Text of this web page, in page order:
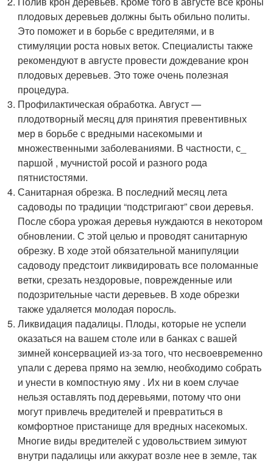
плодовых деревьев должны быть обильно политы.
Это поможет и в борьбе с вредителями, и в
стимуляции роста новых веток. Специалисты также
рекомендуют в августе провести дождевание крон
плодовых деревьев. Это тоже очень полезная
процедура.
Профилактическая обработка. Август —
плодотворный месяц для принятия превентивных
мер в борьбе с вредными насекомыми и
множественными заболеваниями. В частности, с_
паршой , мучнистой росой и разного рода
пятнистостями.
Санитарная обрезка. В последний месяц лета
садоводы по традиции “подстригают” свои деревья.
После сбора урожая деревья нуждаются в некотором
обновлении. С этой целью и проводят санитарную
обрезку. В ходе этой обязательной манипуляции
садоводу предстоит ликвидировать все поломанные
ветки, срезать нездоровые, поврежденные или
подозрительные части деревьев. В ходе обрезки
также удаляется молодая поросль.
Ликвидация падалицы. Плоды, которые не успели
оказаться на вашем столе или в банках с вашей
зимней консервацией из-за того, что несвоевременно
упали с дерева прямо на землю, необходимо собрать
и унести в компостную яму . Их ни в коем случае
нельзя оставлять под деревьями, потому что они
могут привлечь вредителей и превратиться в
комфортное пристанище для вредных насекомых.
Многие виды вредителей с удовольствием зимуют
внутри падалицы или аккурат возле нее в земле, так